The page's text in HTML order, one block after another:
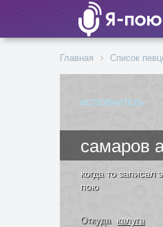
Главная Список
ИСПОЛНИТЕЛЬ
самаров
когда то
пою
Откуда калуга